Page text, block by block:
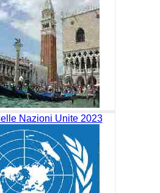
Nazioni Unite 2023